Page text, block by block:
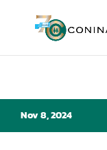
Nov 8, 2024